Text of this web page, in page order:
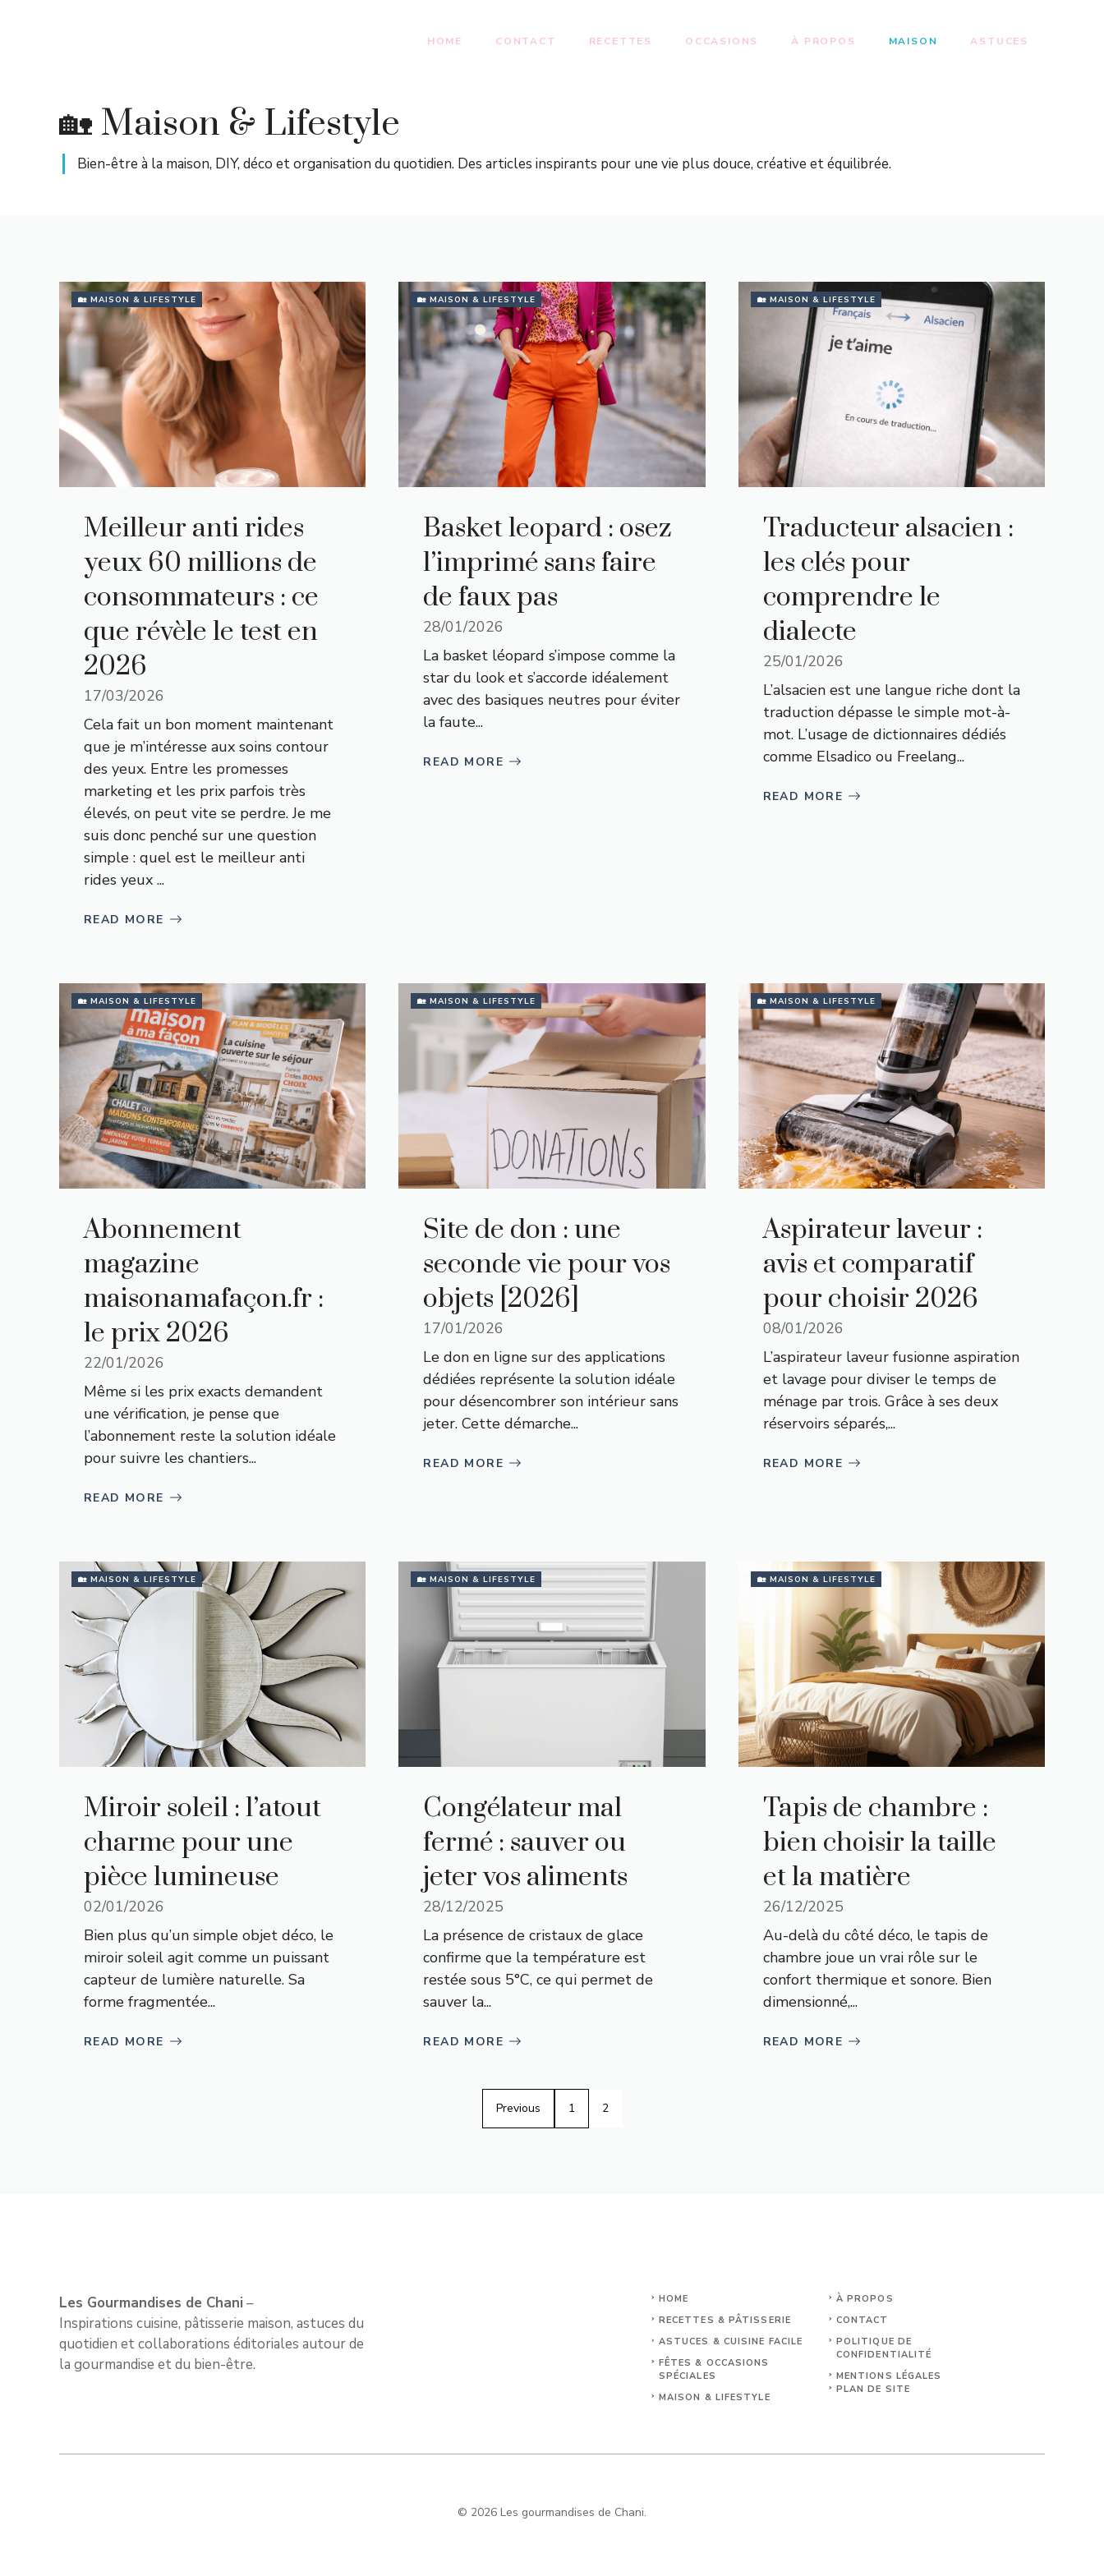
HOME CONTACT RECETTES OCCASIONS À PROPOS MAISON ASTUCES
🏡 Maison & Lifestyle
Bien-être à la maison, DIY, déco et organisation du quotidien. Des articles inspirants pour une vie plus douce, créative et équilibrée.
🏡 MAISON & LIFESTYLE
Meilleur anti rides
yeux 60 millions de
consommateurs : ce
que révèle le test en
2026
17/03/2026
Cela fait un bon moment maintenant
que je m’intéresse aux soins contour
des yeux. Entre les promesses
marketing et les prix parfois très
élevés, on peut vite se perdre. Je me
suis donc penché sur une question
simple : quel est le meilleur anti
rides yeux ...
READ MORE
🏡 MAISON & LIFESTYLE
Basket leopard : osez
l’imprimé sans faire
de faux pas
28/01/2026
La basket léopard s’impose comme la
star du look et s’accorde idéalement
avec des basiques neutres pour éviter
la faute...
READ MORE
🏡 MAISON & LIFESTYLE
Traducteur alsacien :
les clés pour
comprendre le
dialecte
25/01/2026
L’alsacien est une langue riche dont la
traduction dépasse le simple mot-à-
mot. L’usage de dictionnaires dédiés
comme Elsadico ou Freelang...
READ MORE
🏡 MAISON & LIFESTYLE
Abonnement
magazine
maisonamafaçon.fr :
le prix 2026
22/01/2026
Même si les prix exacts demandent
une vérification, je pense que
l’abonnement reste la solution idéale
pour suivre les chantiers...
READ MORE
🏡 MAISON & LIFESTYLE
Site de don : une
seconde vie pour vos
objets [2026]
17/01/2026
Le don en ligne sur des applications
dédiées représente la solution idéale
pour désencombrer son intérieur sans
jeter. Cette démarche...
READ MORE
🏡 MAISON & LIFESTYLE
Aspirateur laveur :
avis et comparatif
pour choisir 2026
08/01/2026
L’aspirateur laveur fusionne aspiration
et lavage pour diviser le temps de
ménage par trois. Grâce à ses deux
réservoirs séparés,...
READ MORE
🏡 MAISON & LIFESTYLE
Miroir soleil : l’atout
charme pour une
pièce lumineuse
02/01/2026
Bien plus qu’un simple objet déco, le
miroir soleil agit comme un puissant
capteur de lumière naturelle. Sa
forme fragmentée...
READ MORE
🏡 MAISON & LIFESTYLE
Congélateur mal
fermé : sauver ou
jeter vos aliments
28/12/2025
La présence de cristaux de glace
confirme que la température est
restée sous 5°C, ce qui permet de
sauver la...
READ MORE
🏡 MAISON & LIFESTYLE
Tapis de chambre :
bien choisir la taille
et la matière
26/12/2025
Au-delà du côté déco, le tapis de
chambre joue un vrai rôle sur le
confort thermique et sonore. Bien
dimensionné,...
READ MORE
Previous 1 2
Les Gourmandises de Chani –
Inspirations cuisine, pâtisserie maison, astuces du
quotidien et collaborations éditoriales autour de
la gourmandise et du bien-être.
HOME
RECETTES & PÂTISSERIE
ASTUCES & CUISINE FACILE
FÊTES & OCCASIONS
SPÉCIALES
MAISON & LIFESTYLE
À PROPOS
CONTACT
POLITIQUE DE
CONFIDENTIALITÉ
MENTIONS LÉGALES
PLAN DE SITE
© 2026 Les gourmandises de Chani.